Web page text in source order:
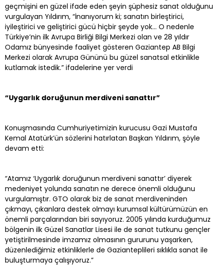
geçmişini en güzel ifade eden şeyin şüphesiz sanat olduğunu
vurgulayan Yıldırım, “İnanıyorum ki; sanatın birleştirici,
iyileştirici ve geliştirici gücü hiçbir şeyde yok… O nedenle
Türkiye’nin ilk Avrupa Birliği Bilgi Merkezi olan ve 28 yıldır
Odamız bünyesinde faaliyet gösteren Gaziantep AB Bilgi
Merkezi olarak Avrupa Gününü bu güzel sanatsal etkinlikle
kutlamak istedik.” ifadelerine yer verdi
“Uygarlık doruğunun merdiveni sanattır”
Konuşmasında Cumhuriyetimizin kurucusu Gazi Mustafa
Kemal Atatürk’ün sözlerini hatırlatan Başkan Yıldırım, şöyle
devam etti:
“Atamız ‘Uygarlık doruğunun merdiveni sanattır’ diyerek
medeniyet yolunda sanatın ne derece önemli olduğunu
vurgulamıştır. GTO olarak biz de sanat merdiveninden
çıkmayı, çıkanlara destek olmayı kurumsal kültürümüzün en
önemli parçalarından biri sayıyoruz. 2005 yılında kurduğumuz
bölgenin ilk Güzel Sanatlar Lisesi ile de sanat tutkunu gençler
yetiştirilmesinde imzamız olmasının gururunu yaşarken,
düzenlediğimiz etkinliklerle de Gazianteplileri sıklıkla sanat ile
buluşturmaya çalışıyoruz.”